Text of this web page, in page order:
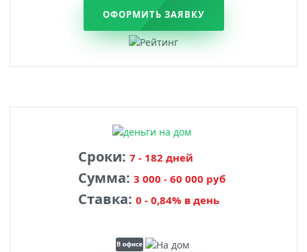
ОФОРМИТЬ ЗАЯВКУ
Сроки: 7 - 182 дней
Сумма: 3 000 - 60 000 руб
Ставка: 0 - 0,84% в день